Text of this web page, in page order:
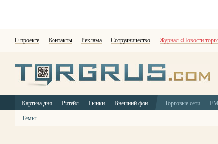
О проекте Контакты Реклама Сотрудничество Журнал «Новости
Картина дня Ритейл Рынки Внешний фон Торговые сети
Темы: